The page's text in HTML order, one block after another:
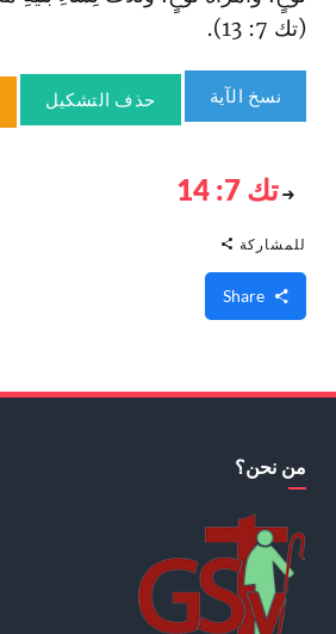
(تك 7: 13).
نسخ الآية حذف التشكيل
تك 7: 14
للمشاركة
من نحن؟